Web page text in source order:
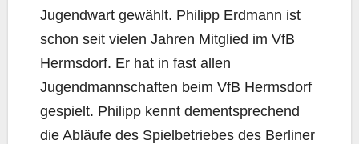
Jugendwart gewählt. Philipp Erdmann ist
schon seit vielen Jahren Mitglied im VfB
Hermsdorf. Er hat in fast allen
Jugendmannschaften beim VfB Hermsdorf
gespielt. Philipp kennt dementsprechend
die Abläufe des Spielbetriebes des Berliner